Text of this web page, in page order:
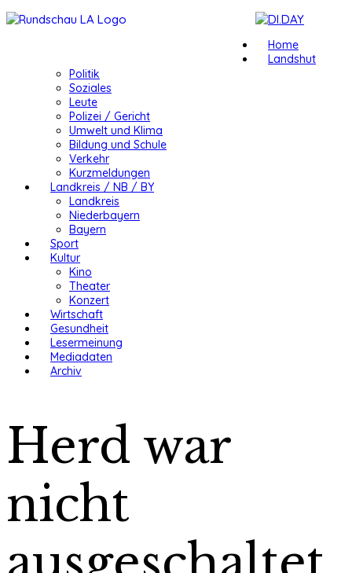
Home
Landshut
Politik
Soziales
Leute
Polizei / Gericht
Umwelt und Klima
Bildung und Schule
Verkehr
Kurzmeldungen
Landkreis / NB / BY
Landkreis
Niederbayern
Bayern
Sport
Kultur
Kino
Theater
Konzert
Wirtschaft
Gesundheit
Lesermeinung
Mediadaten
Archiv
Herd war
nicht